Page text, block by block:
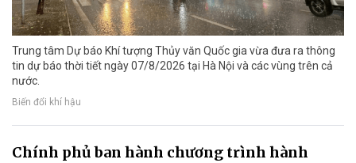
Trung tâm Dự báo Khí tượng Thủy văn Quốc gia vừa đưa ra thông
tin dự báo thời tiết ngày 07/8/2026 tại Hà Nội và các vùng trên cả
nước.
Biến đổi khí hậu
Chính phủ ban hành chương trình hành